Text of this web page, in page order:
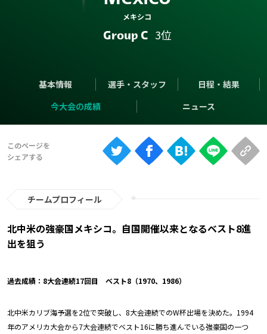
ランキング
Ranking
大会について
About
TV
メキシコ
Group C 3位
基本情報 選手・スタッフ
日程・結果
今大会の成績
ニュース
チームプロフィール
北中米の強豪国メキシコ。自国開催以来となるベスト8進
出を狙う
過去成績：8大会連続17回目 ベスト8（1970、1986）
北中米カリブ海予選を2位で突破し、8大会連続でのW杯出場を決めた。1994
年のアメリカ大会から7大会連続でベスト16に勝ち進んでいる強豪国の一つ